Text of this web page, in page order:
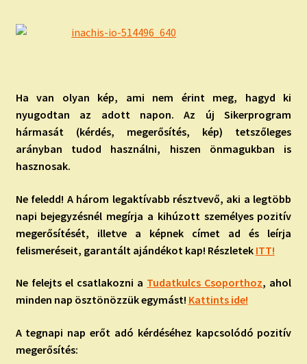
Ha van olyan kép, ami nem érint meg, hagyd ki
nyugodtan az adott napon. Az új Sikerprogram
hármasát (kérdés, megerősítés, kép) tetszőleges
arányban tudod használni, hiszen önmagukban is
hasznosak.
Ne feledd! A három legaktívabb résztvevő, aki a legtöbb
napi bejegyzésnél megírja a kihúzott személyes pozitív
megerősítését, illetve a képnek címet ad és leírja
felismeréseit, garantált ajándékot kap! Részletek ITT!
Ne felejts el csatlakozni a Tudatkulcs Csoporthoz, ahol
minden nap ösztönözzük egymást! Kattints ide!
A tegnapi nap erőt adó kérdéséhez kapcsolódó pozitív
megerősítés: